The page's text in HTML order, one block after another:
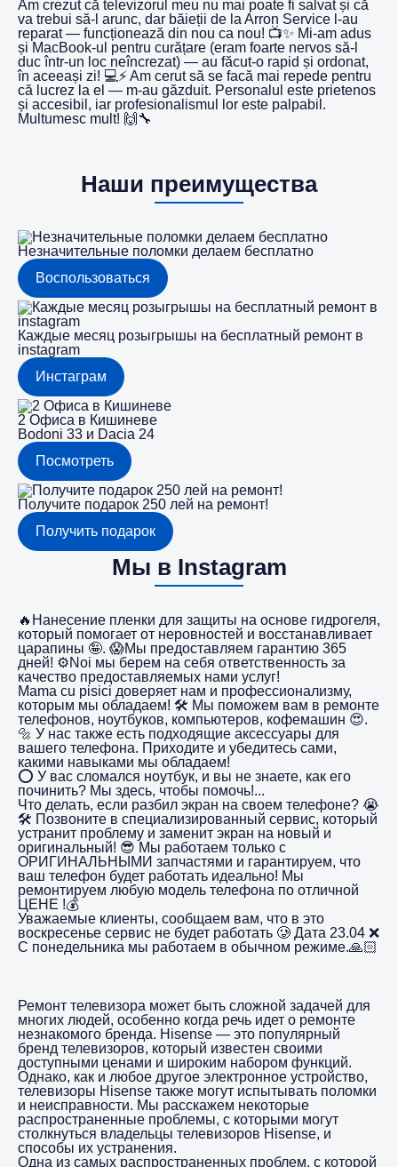
Am crezut că televizorul meu nu mai poate fi salvat și că
va trebui să-l arunc, dar băieții de la Arron Service l-au
reparat — funcționează din nou ca nou! 📺✨ Mi-am adus
și MacBook-ul pentru curățare (eram foarte nervos să-l
duc într-un loc neîncrezat) — au făcut-o rapid și ordonat,
în aceeași zi! 💻⚡️ Am cerut să se facă mai repede pentru
că lucrez la el — m-au găzduit. Personalul este prietenos
și accesibil, iar profesionalismul lor este palpabil.
Multumesc mult! 🙌🔧
Наши преимущества
Незначительные поломки делаем бесплатно
Воспользоваться
Каждые месяц розыгрышы на бесплатный ремонт в
instagram
Инстаграм
2 Офиса в Кишиневе
Bodoni 33 и Dacia 24
Посмотреть
Получите подарок 250 лей на ремонт!
Получить подарок
Мы в Instagram
🔥Нанесение пленки для защиты на основе гидрогеля,
который помогает от неровностей и восстанавливает
царапины 🤪. 😱Мы предоставляем гарантию 365
дней! ⚙️Noi мы берем на себя ответственность за
качество предоставляемых нами услуг!
Mama cu pisici доверяет нам и профессионализму,
которым мы обладаем! 🛠️ Мы поможем вам в ремонте
телефонов, ноутбуков, компьютеров, кофемашин 😍.
🔩 У нас также есть подходящие аксессуары для
вашего телефона. Приходите и убедитесь сами,
какими навыками мы обладаем!
⭕️ У вас сломался ноутбук, и вы не знаете, как его
починить? Мы здесь, чтобы помочь!...
Что делать, если разбил экран на своем телефоне? 😭
🛠️ Позвоните в специализированный сервис, который
устранит проблему и заменит экран на новый и
оригинальный! 😎 Мы работаем только с
ОРИГИНАЛЬНЫМИ запчастями и гарантируем, что
ваш телефон будет работать идеально! Мы
ремонтируем любую модель телефона по отличной
ЦЕНЕ !💰
Уважаемые клиенты, сообщаем вам, что в это
воскресенье сервис не будет работать 🥲 Дата 23.04 ❌
С понедельника мы работаем в обычном режиме.🙏🏻
Ремонт телевизора может быть сложной задачей для
многих людей, особенно когда речь идет о ремонте
незнакомого бренда. Hisense — это популярный
бренд телевизоров, который известен своими
доступными ценами и широким набором функций.
Однако, как и любое другое электронное устройство,
телевизоры Hisense также могут испытывать поломки
и неисправности. Мы расскажем некоторые
распространенные проблемы, с которыми могут
столкнуться владельцы телевизоров Hisense, и
способы их устранения.
Одна из самых распространенных проблем, с которой